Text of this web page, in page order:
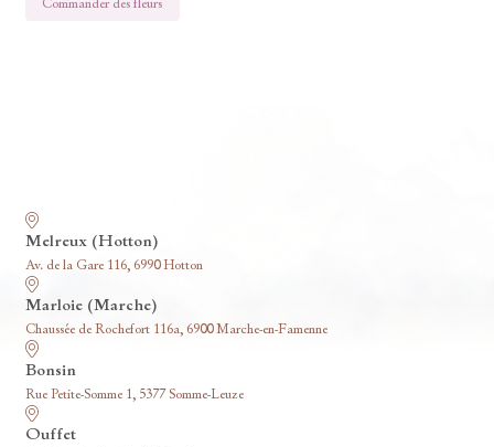
Commander des fleurs
Melreux (Hotton)
Av. de la Gare 116, 6990 Hotton
Marloie (Marche)
Chaussée de Rochefort 116a, 6900 Marche-en-Famenne
Bonsin
Rue Petite-Somme 1, 5377 Somme-Leuze
Ouffet